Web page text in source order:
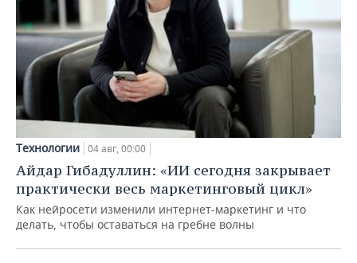
Технологии 04 авг, 00:00
Айдар Гибадуллин: «ИИ сегодня закрывает
практически весь маркетинговый цикл»
Как нейросети изменили интернет-маркетинг и что
делать, чтобы оставаться на гребне волны